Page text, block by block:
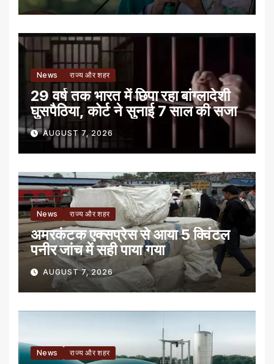
News राज्य और शहर
29 वर्ष तक भारत में छिपा रहा बांग्लादेशी
घुसपैठिया, कोर्ट ने सुनाई 7 साल की सजा
AUGUST 7, 2026
News राज्य और शहर
अमरकंटक एक्सप्रेस से आया 5 क्विंटल
पनीर जांच में सही पाया गया
AUGUST 7, 2026
News राज्य और शहर